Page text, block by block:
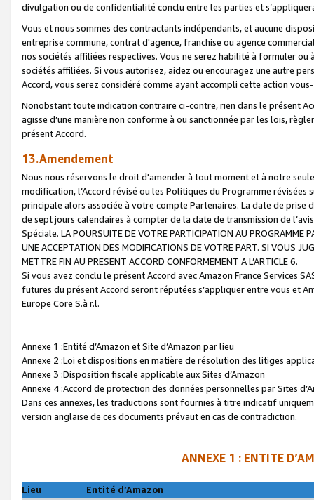
divulgation ou de confidentialité conclu entre les parties et
Vous et nous sommes des contractants indépendants, et aucune
entreprise commune, contrat d'agence, franchise ou agence
nos sociétés affiliées respectives. Vous ne serez habilité à formuler
sociétés affiliées. Si vous autorisez, aidez ou encouragez une autre
Accord, vous serez considéré comme ayant accompli cette action
Nonobstant toute indication contraire ci-contre, rien dans le présent
agisse d’une manière non conforme à ou sanctionnée par les lois,
présent Accord.
13.Amendement
Nous nous réservons le droit d'amender à tout moment et à notre
modification, l’Accord révisé ou les Politiques du Programme
principale alors associée à votre compte Partenaires. La date de
de sept jours calendaires à compter de la date de transmission de
Spéciale. LA POURSUITE DE VOTRE PARTICIPATION AU PROGRAMME
UNE ACCEPTATION DES MODIFICATIONS DE VOTRE PART. SI VOUS
METTRE FIN AU PRESENT ACCORD CONFORMEMENT A L’ARTICLE 6.
Si vous avez conclu le présent Accord avec Amazon France Services
futures du présent Accord seront réputées s’appliquer entre vous et
Europe Core S.à r.l.
Annexe 1 :Entité d’Amazon et Site d’Amazon par lieu
Annexe 2 :Loi et dispositions en matière de résolution des litiges
Annexe 3 :Disposition fiscale applicable aux Sites d’Amazon
Annexe 4 :Accord de protection des données personnelles par Sites
Dans ces annexes, les traductions sont fournies à titre indicatif
version anglaise de ces documents prévaut en cas de contradiction.
ANNEXE 1 : ENTITE
Lieu
Entité d’Amazon